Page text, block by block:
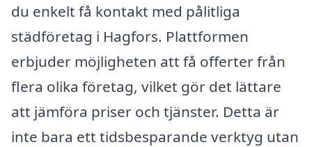
du enkelt få kontakt med pålitliga
städföretag i Hagfors. Plattformen
erbjuder möjligheten att få offerter från
flera olika företag, vilket gör det lättare
att jämföra priser och tjänster. Detta är
inte bara ett tidsbesparande verktyg utan